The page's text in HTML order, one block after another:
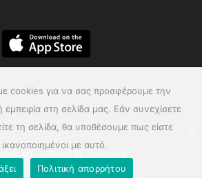
cookies για να σας προσφέρουμε την
στη σελίδα μας. Εάν συνεχίσετε
τη σελίδα, θα υποθέσουμε πως είστε
ικανοποιημένοι με αυτό.
Πολιτική απορρήτου
- Created by